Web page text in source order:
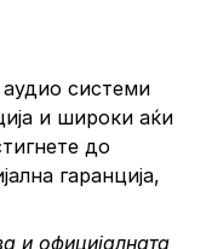
системи
и широки аќи
до
гаранција,
и официјалната